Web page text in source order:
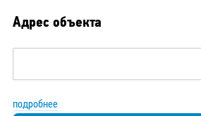
Адрес объекта
подробнее